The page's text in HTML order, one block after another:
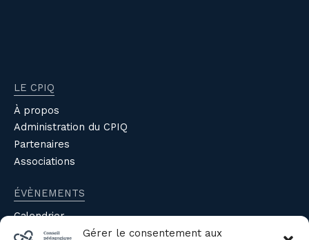
Gérer le consentement aux
LE CPIQ
À propos
Administration du CPIQ
Partenaires
Associations
ÉVÈNEMENTS
Calendrier
Évènements du CPIQ